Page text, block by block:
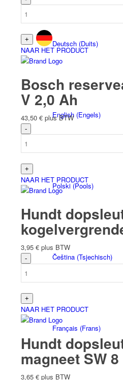
Deutsch(Duits)
English(Engels)
Polski(Pools)
Čeština(Tsjechisch)
Français (Frans)
NAAR HET PRODUCT
Bosch
V 2,0 Ah
43,50 € plus BTW
NAAR HET PRODUCT
Hundt
3,95 € plus BTW
NAAR HET PRODUCT
Hundt
magneet SW 8
3,65 € plus BTW